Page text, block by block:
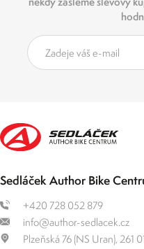
Sedláček Author Bike
+420 728 052 879
info@author-sedlacek.cz
Plzeňská 76 (NS Uran), 261